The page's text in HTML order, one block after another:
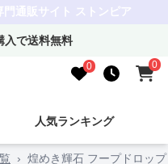
通販サイト ストンピア
入で送料無料
0 0
人気ランキング
› 煌めき輝石 フープドロッ